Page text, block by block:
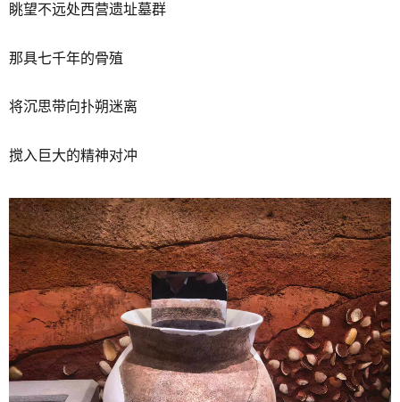
眺望不远处西营遗址墓群
那具七千年的骨殖
将沉思带向扑朔迷离
搅入巨大的精神对冲